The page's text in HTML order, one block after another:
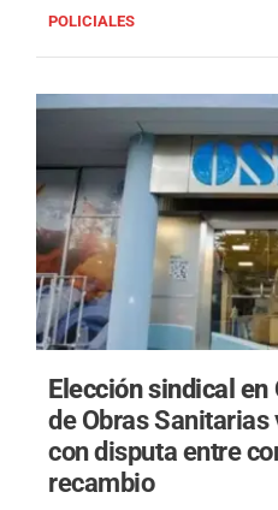
POLICIALES
Elección sindical en
de Obras
con disputa entre
recambio